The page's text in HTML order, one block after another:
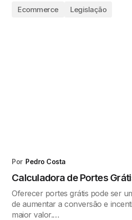
Ecommerce Legislação
Por Pedro Costa
Calculadora de Portes
Oferecer portes grátis pode ser
de aumentar a conversão e
maior valor.…